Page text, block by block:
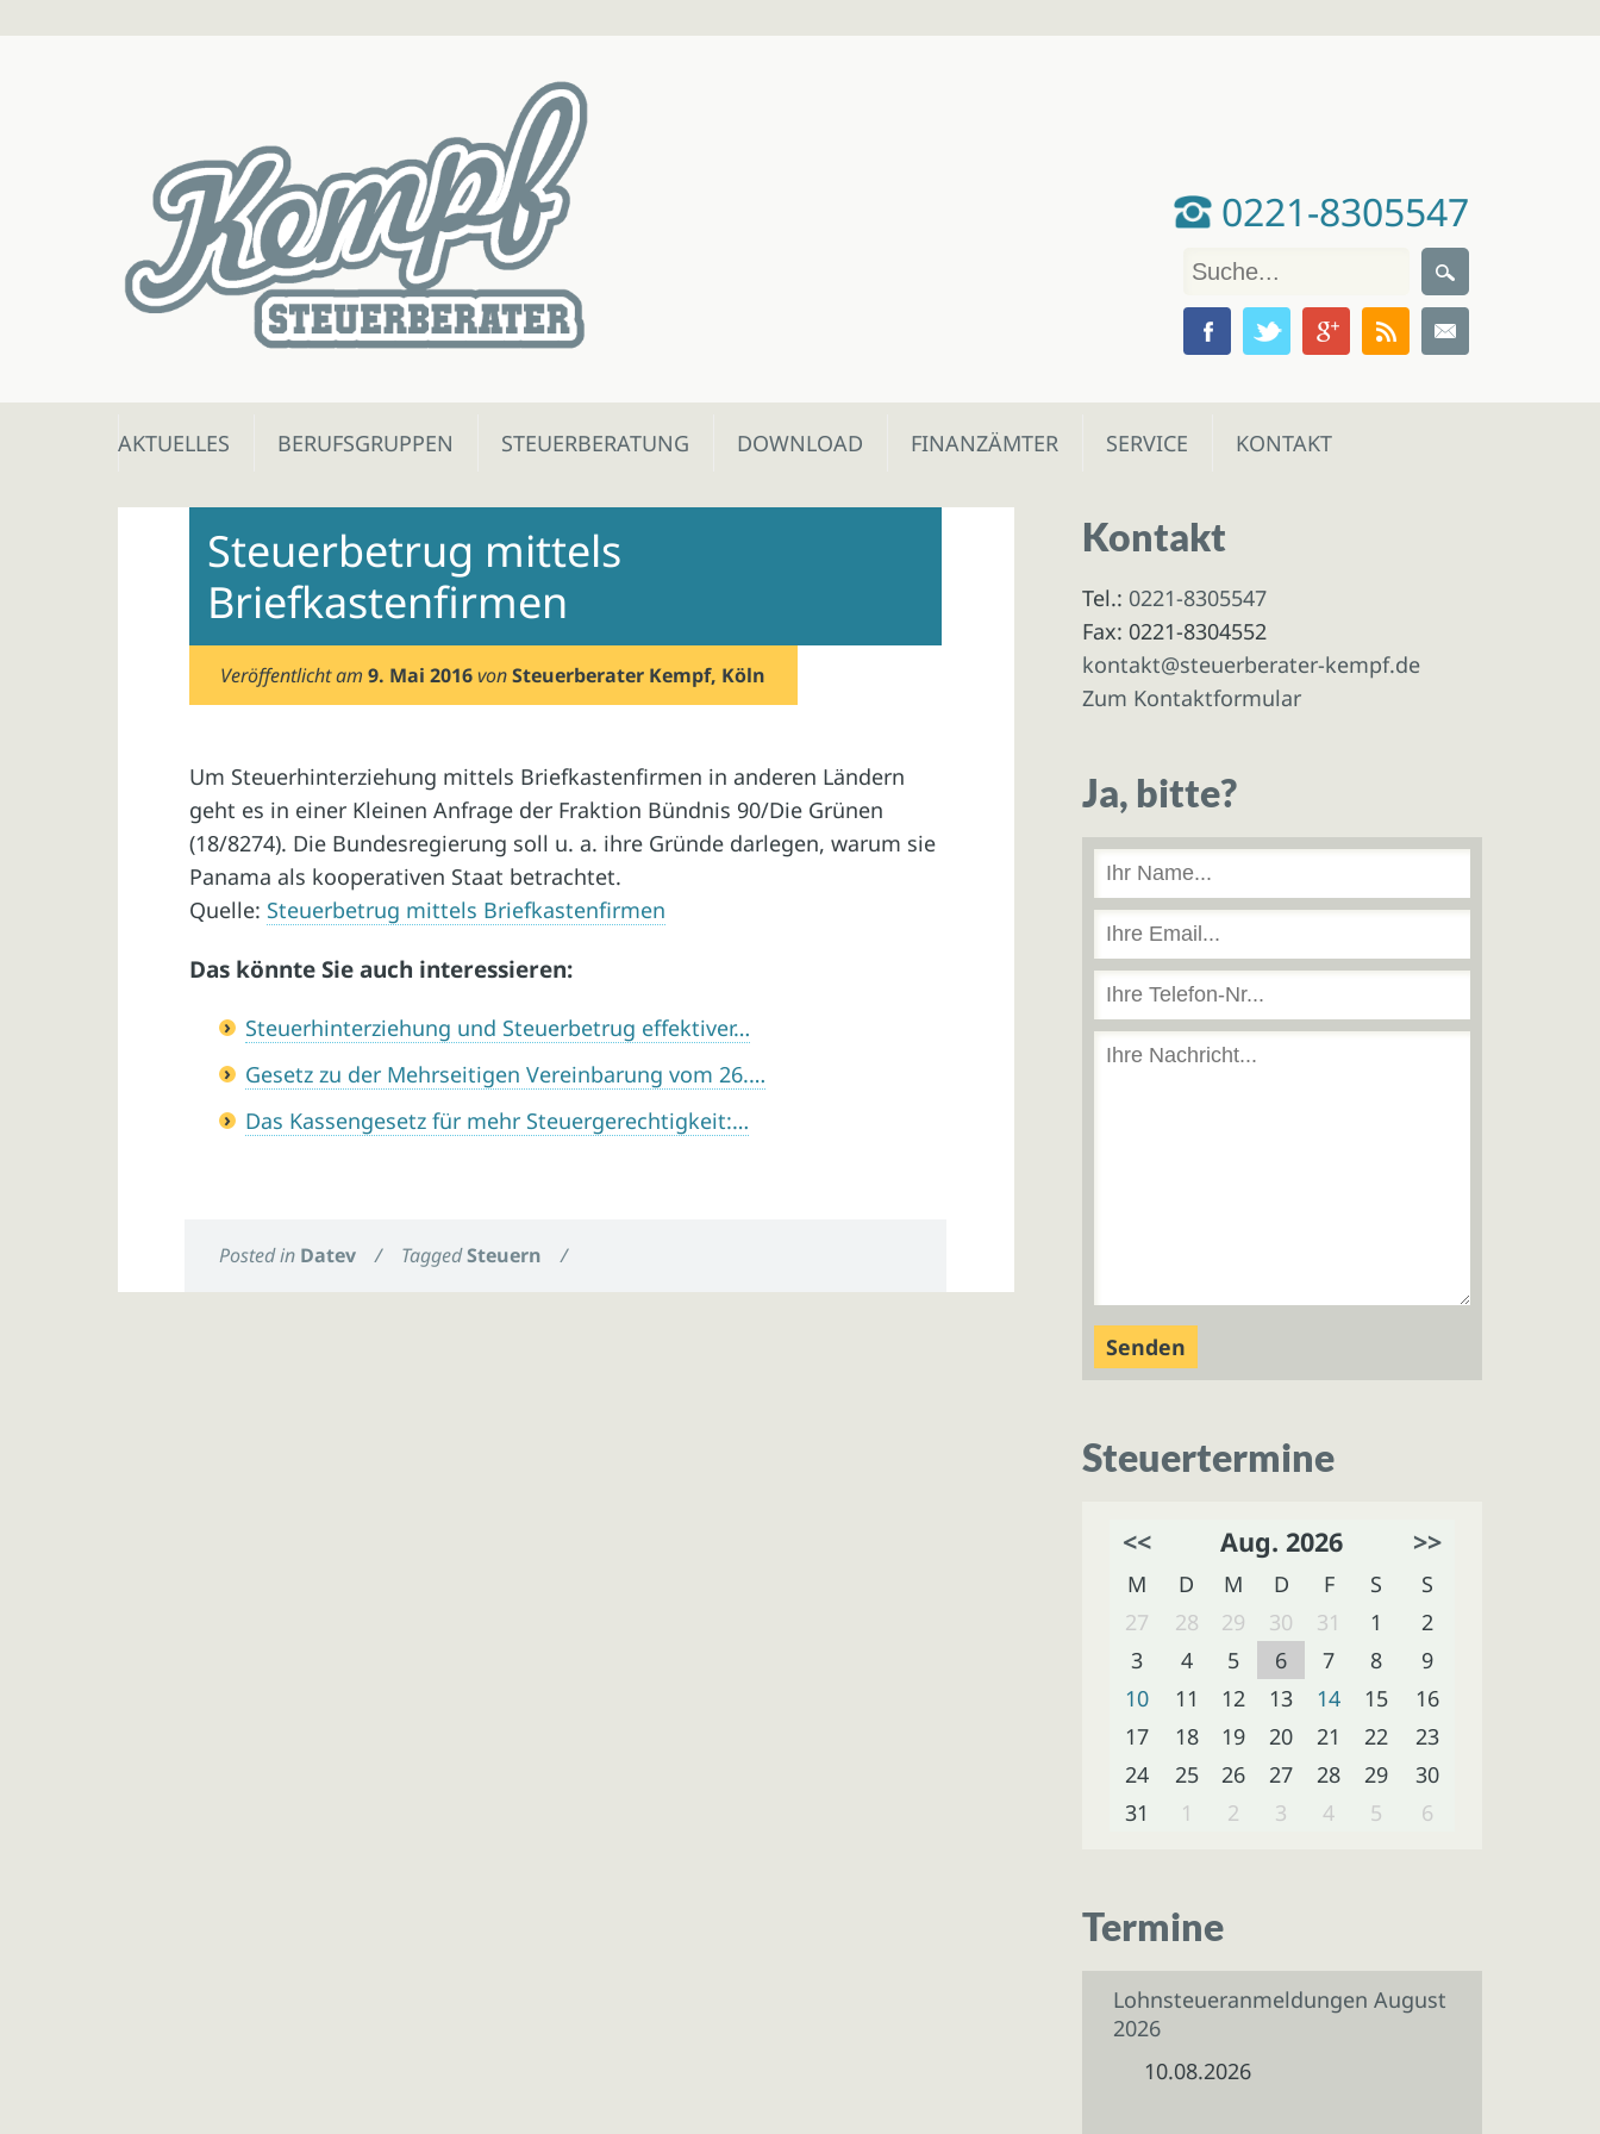
0221-8305547
Skip
AKTUELLES BERUFSGRUPPEN STEUERBERATUNG DOWNLOAD FINANZÄMTER SERVICE KONTAKT
Steuerbetrug mittels
Briefkastenfirmen
Veröffentlicht am9. Mai 2016 vonSteuerberater Kempf, Köln
Um Steuerhinterziehung mittels Briefkastenfirmen in anderen Ländern
geht es in einer Kleinen Anfrage der Fraktion Bündnis 90/Die Grünen
(18/8274). Die Bundesregierung soll u. a. ihre Gründe darlegen, warum sie
Panama als kooperativen Staat betrachtet.
Quelle: Steuerbetrug mittels Briefkastenfirmen
Das könnte Sie auch interessieren:
Steuerhinterziehung und Steuerbetrug effektiver…
Gesetz zu der Mehrseitigen Vereinbarung vom 26.…
Das Kassengesetz für mehr Steuergerechtigkeit:…
Posted in Datev / TaggedSteuern /
Kontakt
Tel.: 0221-8305547
Fax: 0221-8304552
kontakt@steuerberater-kempf.de
Zum Kontaktformular
Ja, bitte?
Steuertermine
<< Aug. 2026 >>
M D M D F S
S
27
28 29 30 31 1
2
3
4 5 6 7 8
9
10
11 12 13 14 15
16
17
18 19 20 21 22
23
24
25 26 27 28 29
30
31
1 2 3 4 5 6
Termine
Lohnsteueranmeldungen August
2026
10.08.2026